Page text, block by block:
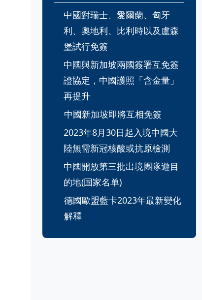
中國對瑞士、愛爾蘭、匈牙
利、奧地利、比利時以及盧森
堡試行免簽
中國與新加坡兩國簽署互免簽
證協定，中國護照「含金量」
再提升
中國新加坡即將互相免簽
2023年8月30日起入境中國大
陸無需新冠核酸或抗原檢測
中國開放第三批出境團隊遊目
的地(国家名单)
德國歐盟藍卡2023年最新變化
解釋